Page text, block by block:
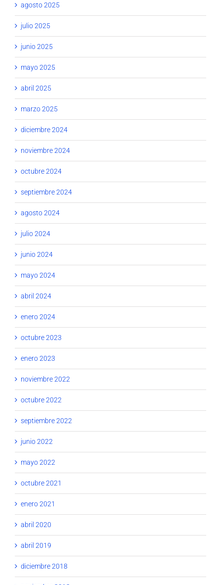
agosto 2025
julio 2025
junio 2025
mayo 2025
abril 2025
marzo 2025
diciembre 2024
noviembre 2024
octubre 2024
septiembre 2024
agosto 2024
julio 2024
junio 2024
mayo 2024
abril 2024
enero 2024
octubre 2023
enero 2023
noviembre 2022
octubre 2022
septiembre 2022
junio 2022
mayo 2022
octubre 2021
enero 2021
abril 2020
abril 2019
diciembre 2018